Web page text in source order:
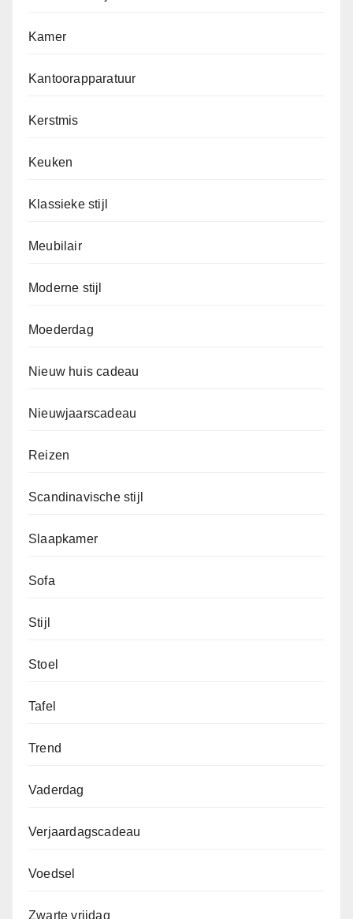
Kamer
Kantoorapparatuur
Kerstmis
Keuken
Klassieke stijl
Meubilair
Moderne stijl
Moederdag
Nieuw huis cadeau
Nieuwjaarscadeau
Reizen
Scandinavische stijl
Slaapkamer
Sofa
Stijl
Stoel
Tafel
Trend
Vaderdag
Verjaardagscadeau
Voedsel
Zwarte vrijdag